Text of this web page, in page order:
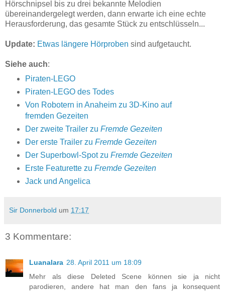
Hörschnipsel bis zu drei bekannte Melodien
übereinandergelegt werden, dann erwarte ich eine echte
Herausforderung, das gesamte Stück zu entschlüsseln...
Update: Etwas längere Hörproben sind aufgetaucht.
Siehe auch:
Piraten-LEGO
Piraten-LEGO des Todes
Von Robotern in Anaheim zu 3D-Kino auf
fremden Gezeiten
Der zweite Trailer zu Fremde Gezeiten
Der erste Trailer zu Fremde Gezeiten
Der Superbowl-Spot zu Fremde Gezeiten
Erste Featurette zu Fremde Gezeiten
Jack und Angelica
Sir Donnerbold um 17:17
3 Kommentare:
Luanalara 28. April 2011 um 18:09
Mehr als diese Deleted Scene können sie ja nicht
parodieren, andere hat man den fans ja konsequent